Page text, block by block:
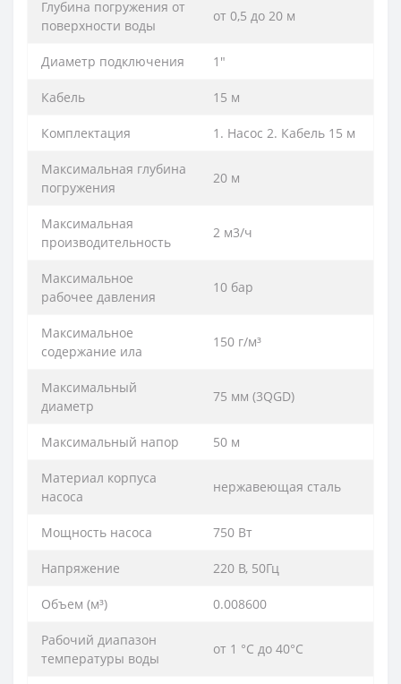
Глубина погружения от
поверхности воды
от 0,5 до 20 м
Диаметр подключения 1"
Кабель 15 м
Комплектация 1. Насос 2. Кабель 15 м
Максимальная глубина
погружения
20 м
Максимальная
производительность
2 м3/ч
Максимальное
рабочее давления
10 бар
Максимальное
содержание ила
150 г/м³
Максимальный
диаметр
75 мм (3QGD)
Максимальный напор 50 м
Материал корпуса
насоса
нержавеющая сталь
Мощность насоса 750 Вт
Напряжение 220 В, 50Гц
Объем (м³) 0.008600
Рабочий диапазон
температуры воды
от 1 °С до 40°С